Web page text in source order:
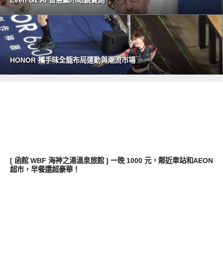
HONOR 攜手味全龍布局運動與潮流市場
[ 函館 WBF 海神之湯溫泉旅館 ] 一晚 1000 元，鄰近車站和AEON
超市，早餐還超豪華！